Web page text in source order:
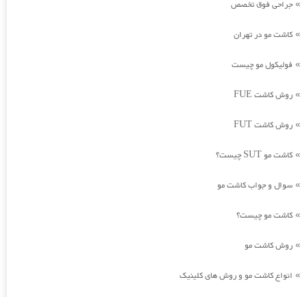
» جراحی فوق تخصص
» کاشت مو در تهران
» فولیکول مو چیست
» روش کاشت FUE
» روش کاشت FUT
» کاشت مو SUT چیست؟
» سوال و جواب کاشت مو
» کاشت مو چیست؟
» روش کاشت مو
» انواع کاشت مو و روش های کلینیک